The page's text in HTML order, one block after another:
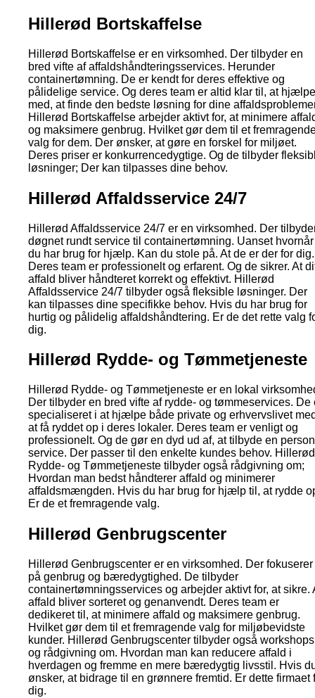
Hillerød Bortskaffelse
Hillerød Bortskaffelse er en virksomhed. Der tilbyder en
bred vifte af affaldshåndteringsservices. Herunder
containertømning. De er kendt for deres effektive og
pålidelige service. Og deres team er altid klar til, at hjælpe
med, at finde den bedste løsning for dine
Hillerød Bortskaffelse arbejder aktivt for, at minimere
og maksimere genbrug. Hvilket gør dem til et
valg for dem. Der ønsker, at gøre en forskel for miljøet.
Deres priser er konkurrencedygtige. Og de tilbyder
løsninger; Der kan tilpasses dine behov.
Hillerød Affaldsservice 24/7
Hillerød Affaldsservice 24/7 er en virksomhed. Der
døgnet rundt service til containertømning. Uanset hvornår
du har brug for hjælp. Kan du stole på. At de er der for dig.
Deres team er professionelt og erfarent. Og de sikrer. At
affald bliver håndteret korrekt og effektivt. Hillerød
Affaldsservice 24/7 tilbyder også fleksible løsninger. Der
kan tilpasses dine specifikke behov. Hvis du har brug for
hurtig og pålidelig affaldshåndtering. Er de det rette valg
dig.
Hillerød Rydde- og Tømmetjeneste
Hillerød Rydde- og Tømmetjeneste er en lokal
Der tilbyder en bred vifte af rydde- og tømmeservices. De
specialiseret i at hjælpe både private og erhvervslivet
at få ryddet op i deres lokaler. Deres team er venligt og
professionelt. Og de gør en dyd ud af, at tilbyde en
service. Der passer til den enkelte kundes behov. Hillerød
Rydde- og Tømmetjeneste tilbyder også rådgivning om;
Hvordan man bedst håndterer affald og minimerer
affaldsmængden. Hvis du har brug for hjælp til, at rydde
Er de et fremragende valg.
Hillerød Genbrugscenter
Hillerød Genbrugscenter er en virksomhed. Der fokuserer
på genbrug og bæredygtighed. De tilbyder
containertømningsservices og arbejder aktivt for, at sikre.
affald bliver sorteret og genanvendt. Deres team er
dedikeret til, at minimere affald og maksimere genbrug.
Hvilket gør dem til et fremragende valg for miljøbevidste
kunder. Hillerød Genbrugscenter tilbyder også workshops
og rådgivning om. Hvordan man kan reducere affald i
hverdagen og fremme en mere bæredygtig livsstil. Hvis
ønsker, at bidrage til en grønnere fremtid. Er dette firmaet
dig.